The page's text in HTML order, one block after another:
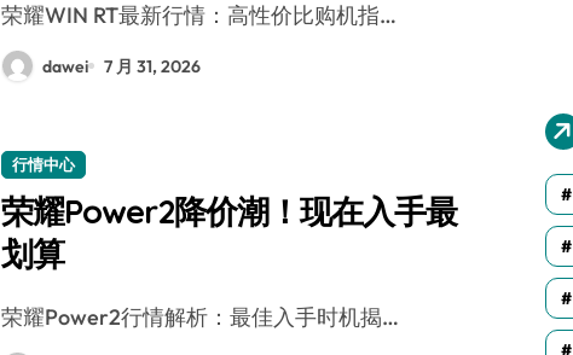
荣耀WIN RT最新行情：高性价比购机指…
dawei 7 月 31, 2026
行情中心
荣耀Power2降价潮！现在入手最
划算
荣耀Power2行情解析：最佳入手时机揭…